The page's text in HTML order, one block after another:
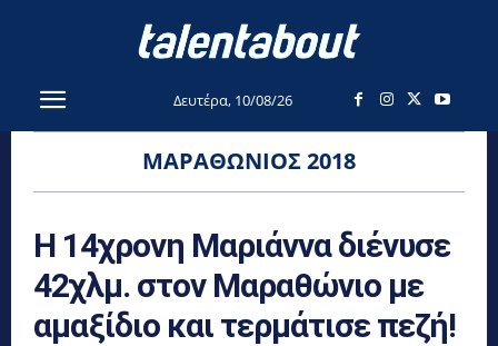
Δευτέρα, 10/08/26
ΜΑΡΑΘΏΝΙΟΣ 2018
Η 14χρονη Μαριάννα διένυσε
42χλμ. στον Μαραθώνιο με
αμαξίδιο και τερμάτισε πεζή!